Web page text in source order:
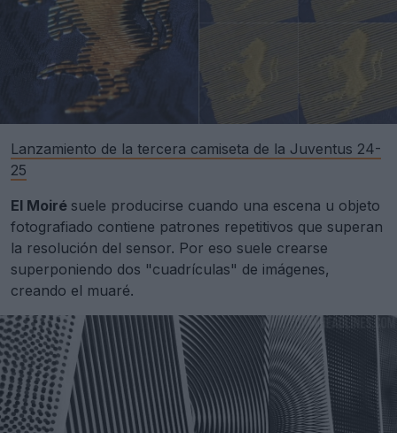
Lanzamiento de la tercera camiseta de la Juventus 24-
25
El Moiré suele producirse cuando una escena u objeto
fotografiado contiene patrones repetitivos que superan
la resolución del sensor. Por eso suele crearse
superponiendo dos "cuadrículas" de imágenes,
creando el muaré.